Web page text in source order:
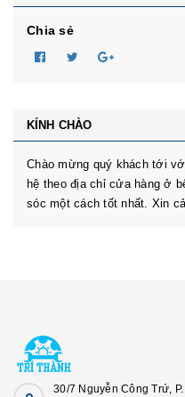
Chia sẻ
KÍNH CHÀO
Chào mừng quý khách tới
hệ theo địa chỉ cửa hàng ở
sóc một cách tốt nhất. Xin
30/7 Nguyễn Công Trứ,